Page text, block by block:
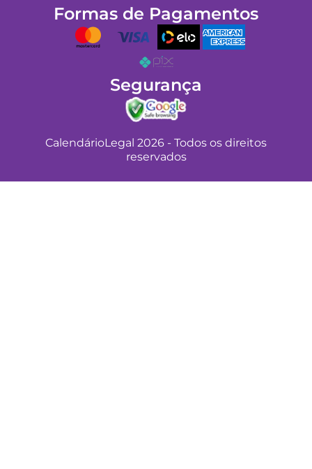
e
b
o
o
k
t
a
g
a
m
Formas de Pagamentos
Segurança
CalendárioLegal 2026 - Todos os direitos
reservados